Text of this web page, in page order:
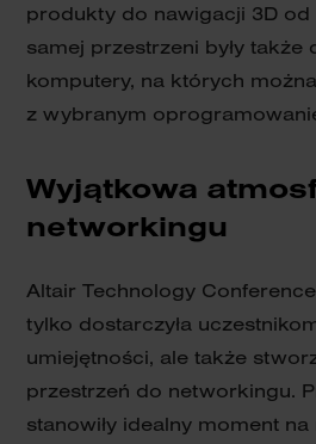
produkty do nawigacji 3D od
samej przestrzeni były także
komputery, na których
z wybranym
Wyjątkowa
networkingu
Altair Technology
tylko dostarczyła
umiejętności, ale także
przestrzeń do networkingu.
stanowiły idealny moment